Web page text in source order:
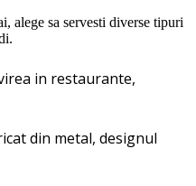
alege sa servesti diverse tipuri
in restaurante,
din metal, designul